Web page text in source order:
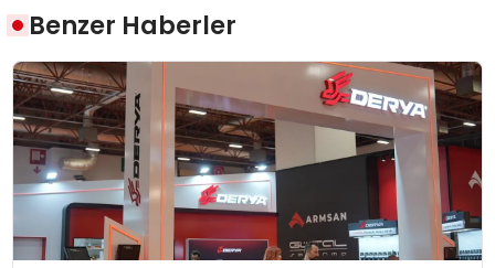
Benzer Haberler